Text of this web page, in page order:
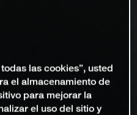
las cookies”, usted
el almacenamiento de
para mejorar la
el uso del sitio y